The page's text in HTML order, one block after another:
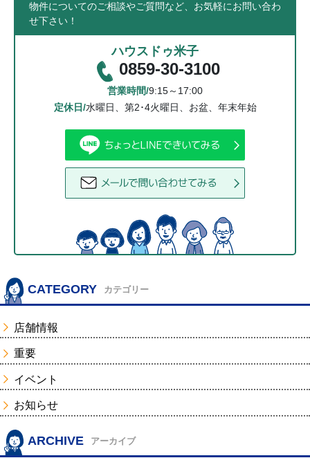
物件についてのご相談やご質問など、お気軽にお問い合わ
せ下さい！
ハウスドゥ米子
0859-30-3100
営業時間/9:15～17:00
定休日/水曜日、第2･4火曜日、お盆、年末年始
CATEGORY カテゴリー
店舗情報
重要
イベント
お知らせ
ARCHIVE アーカイブ